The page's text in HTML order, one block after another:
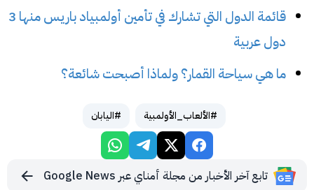
قائمة الدول التي تشارك في تأمين أولمبياد باريس منها 3
دول عربية
ما هي سياحة القمار؟ ولماذا أصبحت شائعة؟
#الألعاب_الأولمبية #اليابان
تابع آخر الأخبار من مجلة أمناي عبر Google News